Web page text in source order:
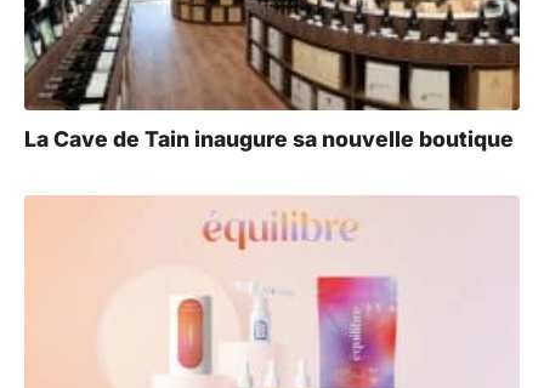
La Cave de Tain inaugure sa nouvelle boutique